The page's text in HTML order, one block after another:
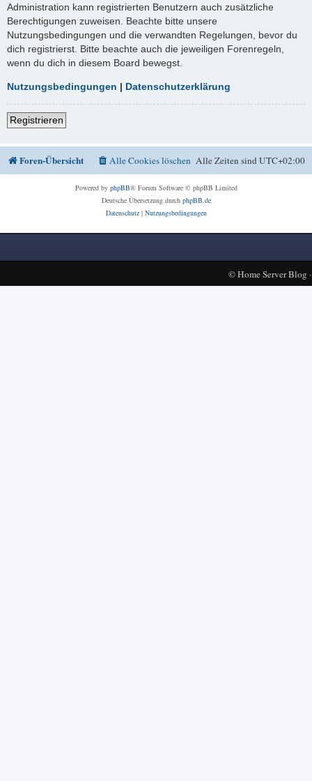
Administration kann registrierten Benutzern auch zusätzliche
Berechtigungen zuweisen. Beachte bitte unsere
Nutzungsbedingungen und die verwandten Regelungen, bevor du
dich registrierst. Bitte beachte auch die jeweiligen Forenregeln,
wenn du dich in diesem Board bewegst.
Nutzungsbedingungen | Datenschutzerklärung
Registrieren
Foren-Übersicht Alle Zeiten sindUTC+02:00
Alle Cookies löschen
Powered by phpBB® Forum Software © phpBB Limited
Deutsche Übersetzung durch phpBB.de
Datenschutz| Nutzungsbedingungen
©Home Server Blog